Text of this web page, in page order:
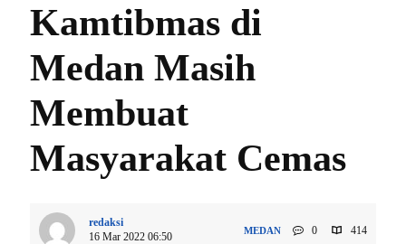
Kamtibmas di
Medan Masih
Membuat
Masyarakat Cemas
redaksi
16 Mar 2022 06:50
MEDAN 0 414